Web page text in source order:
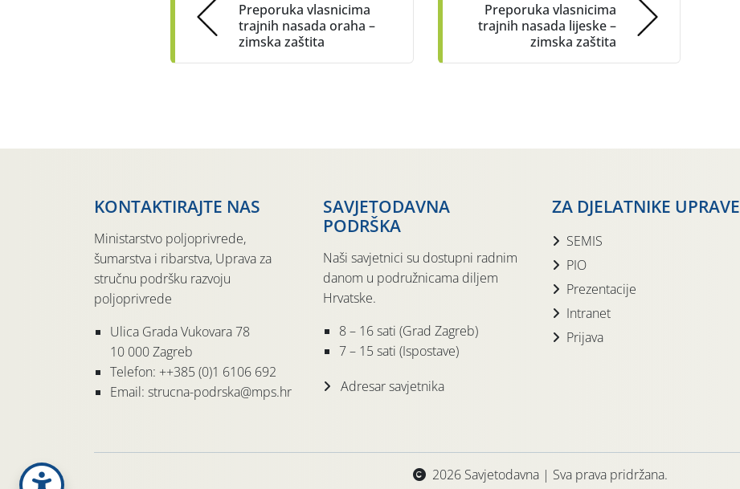
Preporuka vlasnicima
trajnih nasada oraha –
zimska zaštita
Preporuka vlasnicima
trajnih nasada lijeske –
zimska zaštita
KONTAKTIRAJTE NAS
Ministarstvo poljoprivrede,
šumarstva i ribarstva, Uprava za
stručnu podršku razvoju
poljoprivrede
Ulica Grada Vukovara 78
10 000 Zagreb
Telefon: ++385 (0)1 6106 692
Email: strucna-podrska@mps.hr
SAVJETODAVNA
PODRŠKA
Naši savjetnici su dostupni radnim
danom u podružnicama diljem
Hrvatske.
8 – 16 sati (Grad Zagreb)
7 – 15 sati (Ispostave)
Adresar savjetnika
ZA DJELATNIKE UPRAVE
SEMIS
PIO
Prezentacije
Intranet
Prijava
2026 Savjetodavna | Sva prava pridržana.